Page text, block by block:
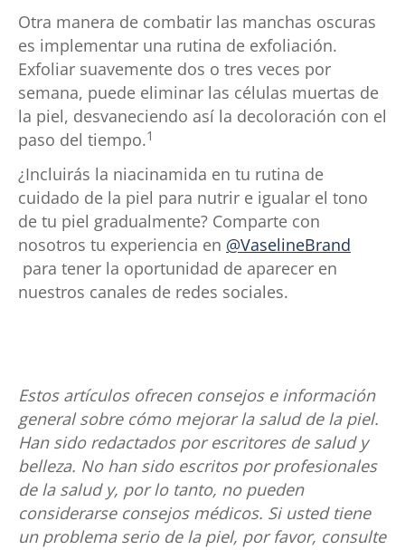
Otra manera de combatir las manchas oscuras
es implementar una rutina de exfoliación.
Exfoliar suavemente dos o tres veces por
semana, puede eliminar las células muertas de
la piel, desvaneciendo así la decoloración con el
paso del tiempo.1
¿Incluirás la niacinamida en tu rutina de
cuidado de la piel para nutrir e igualar el tono
de tu piel gradualmente? Comparte con
nosotros tu experiencia en @VaselineBrand
para tener la oportunidad de aparecer en
nuestros canales de redes sociales.
Estos artículos ofrecen consejos e información
general sobre cómo mejorar la salud de la piel.
Han sido redactados por escritores de salud y
belleza. No han sido escritos por profesionales
de la salud y, por lo tanto, no pueden
considerarse consejos médicos. Si usted tiene
un problema serio de la piel, por favor, consulte